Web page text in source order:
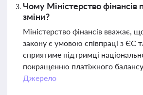
Чому Міністерство фінансів
зміни?
Міністерство фінансів вважає,
закону є умовою співпраці з
сприятиме підтримці
покращенню платіжного балансу
Джерело